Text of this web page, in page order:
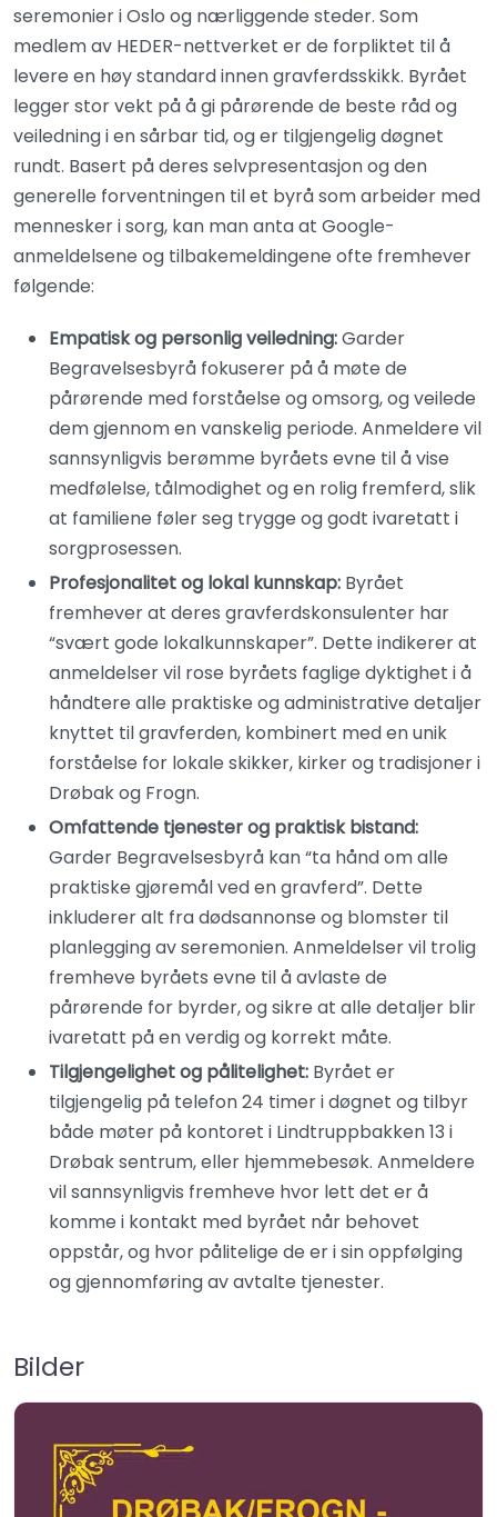
seremonier i Oslo og nærliggende steder. Som
medlem av HEDER-nettverket er de forpliktet til å
levere en høy standard innen gravferdsskikk. Byrået
legger stor vekt på å gi pårørende de beste råd og
veiledning i en sårbar tid, og er tilgjengelig døgnet
rundt. Basert på deres selvpresentasjon og den
generelle forventningen til et byrå som arbeider med
mennesker i sorg, kan man anta at Google-
anmeldelsene og tilbakemeldingene ofte fremhever
følgende:
Empatisk og personlig veiledning:Garder
Begravelsesbyrå fokuserer på å møte de
pårørende med forståelse og omsorg, og veilede
dem gjennom en vanskelig periode. Anmeldere vil
sannsynligvis berømme byråets evne til å vise
medfølelse, tålmodighet og en rolig fremferd, slik
at familiene føler seg trygge og godt ivaretatt i
sorgprosessen.
Profesjonalitet og lokal kunnskap: Byrået
fremhever at deres gravferdskonsulenter har
“svært gode lokalkunnskaper”. Dette indikerer at
anmeldelser vil rose byråets faglige dyktighet i å
håndtere alle praktiske og administrative detaljer
knyttet til gravferden, kombinert med en unik
forståelse for lokale skikker, kirker og tradisjoner i
Drøbak og Frogn.
Omfattende tjenester og praktisk bistand:
Garder Begravelsesbyrå kan “ta hånd om alle
praktiske gjøremål ved en gravferd”. Dette
inkluderer alt fra dødsannonse og blomster til
planlegging av seremonien. Anmeldelser vil trolig
fremheve byråets evne til å avlaste de
pårørende for byrder, og sikre at alle detaljer blir
ivaretatt på en verdig og korrekt måte.
Tilgjengelighet og pålitelighet: Byrået er
tilgjengelig på telefon 24 timer i døgnet og tilbyr
både møter på kontoret i Lindtruppbakken 13 i
Drøbak sentrum, eller hjemmebesøk. Anmeldere
vil sannsynligvis fremheve hvor lett det er å
komme i kontakt med byrået når behovet
oppstår, og hvor pålitelige de er i sin oppfølging
og gjennomføring av avtalte tjenester.
Bilder